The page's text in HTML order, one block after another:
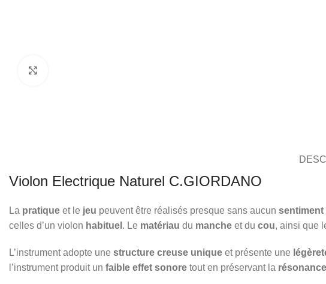
Violon Electrique Naturel C.GIORDANO
La pratique et le jeu peuvent être réalisés presque sans aucun sentiment
celles d’un violon habituel . Le matériau du manche et du cou, ainsi que
L’instrument adopte une structure creuse unique et présente une
l’instrument produit un faible effet sonore tout en préservant la